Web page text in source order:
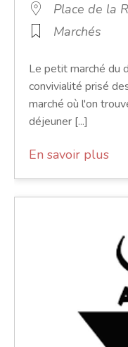
Place de la
Marchés
Le petit marché du
convivialité prisé
marché où l'on
déjeuner [...]
En savoir plus